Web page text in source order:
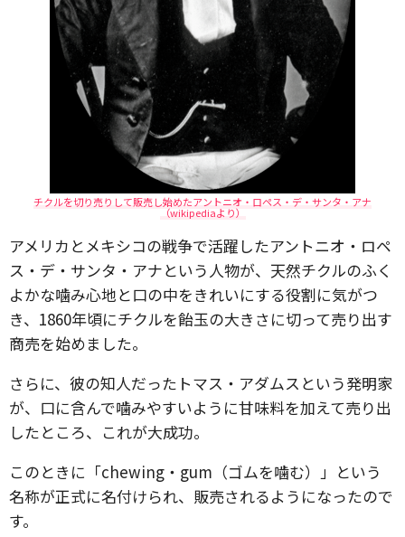
チクルを切り売りして販売し始めたアントニオ・ロペス・デ・サンタ・アナ
（wikipediaより）
アメリカとメキシコの戦争で活躍したアントニオ・ロペ
ス・デ・サンタ・アナという人物が、天然チクルのふく
よかな噛み心地と口の中をきれいにする役割に気がつ
き、1860年頃にチクルを飴玉の大きさに切って売り出す
商売を始めました。
さらに、彼の知人だったトマス・アダムスという発明家
が、口に含んで噛みやすいように甘味料を加えて売り出
したところ、これが大成功。
このときに「chewing・gum（ゴムを噛む）」という
名称が正式に名付けられ、販売されるようになったので
す。